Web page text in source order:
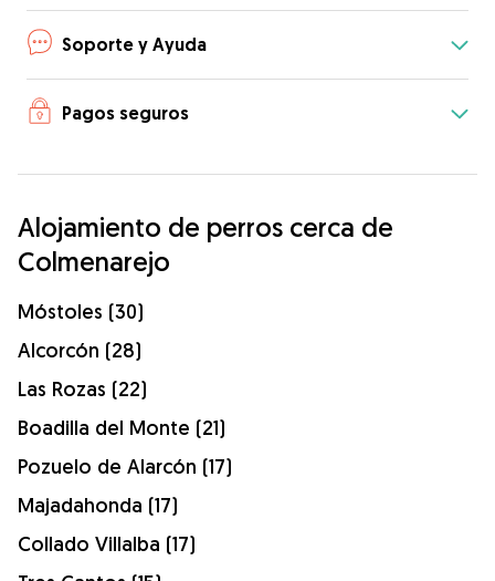
Soporte y Ayuda
Pagos seguros
Alojamiento de perros cerca de
Colmenarejo
Móstoles (30)
Alcorcón (28)
Las Rozas (22)
Boadilla del Monte (21)
Pozuelo de Alarcón (17)
Majadahonda (17)
Collado Villalba (17)